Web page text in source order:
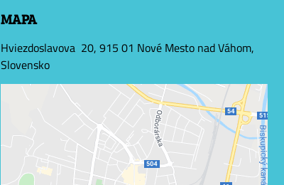
MAPA
Hviezdoslavova 20, 915 01 Nové Mesto nad Váhom,
Slovensko
Externý obsah je blokovaný Voľbami
súkromia